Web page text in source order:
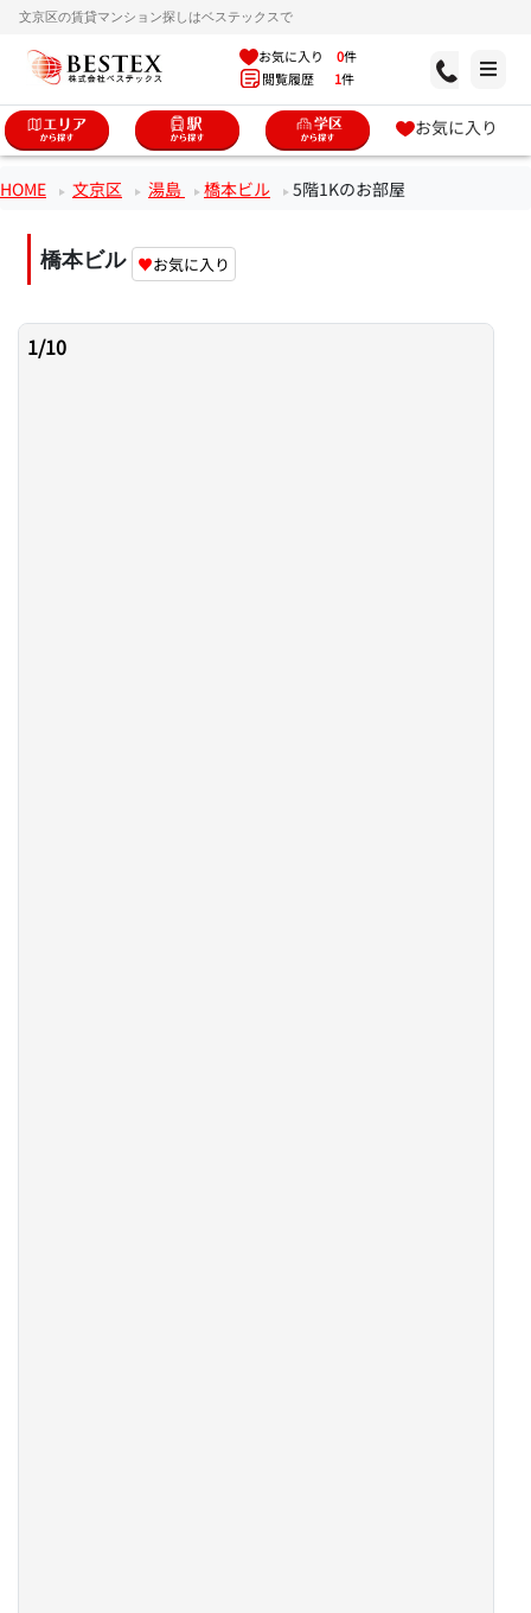
文京区の賃貸マンション探しはベステックスで
お気に入り 0件
閲覧履歴 1件
お気に入り
HOME 文京区 湯島 橋本ビル 5階1Kのお部屋
橋本ビル ♥お気に入り
1/10